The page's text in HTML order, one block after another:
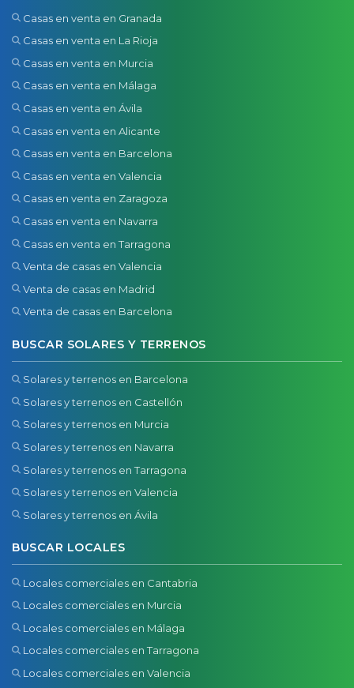
Casas en venta en Granada
Casas en venta en La Rioja
Casas en venta en Murcia
Casas en venta en Málaga
Casas en venta en Ávila
Casas en venta en Alicante
Casas en venta en Barcelona
Casas en venta en Valencia
Casas en venta en Zaragoza
Casas en venta en Navarra
Casas en venta en Tarragona
Venta de casas en Valencia
Venta de casas en Madrid
Venta de casas en Barcelona
BUSCAR SOLARES Y TERRENOS
Solares y terrenos en Barcelona
Solares y terrenos en Castellón
Solares y terrenos en Murcia
Solares y terrenos en Navarra
Solares y terrenos en Tarragona
Solares y terrenos en Valencia
Solares y terrenos en Ávila
BUSCAR LOCALES
Locales comerciales en Cantabria
Locales comerciales en Murcia
Locales comerciales en Málaga
Locales comerciales en Tarragona
Locales comerciales en Valencia